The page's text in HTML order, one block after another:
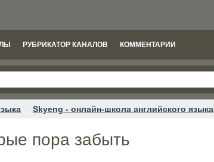
РУБРИКАТОР КАНАЛОВ КОММЕНТАРИИ
Skyeng - онлайн-школа английского языка
пора забыть